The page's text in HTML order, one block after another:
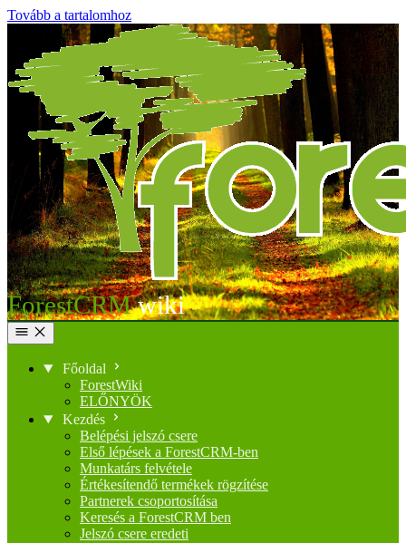
Tovább a tartalomhoz
ForestCRM
Főoldal
ForestWiki
ELŐNYÖK
Kezdés
Belépési jelszó csere
Első lépések a ForestCRM-ben
Munkatárs felvétele
Értékesítendő termékek rögzítése
Partnerek csoportosítása
Keresés a ForestCRM ben
Jelszó csere eredeti